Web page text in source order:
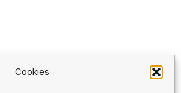
Cookies